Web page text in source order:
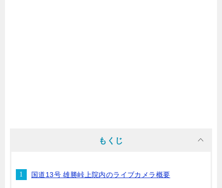
もくじ
国道13号 雄勝峠上院内のライブカメラ概要